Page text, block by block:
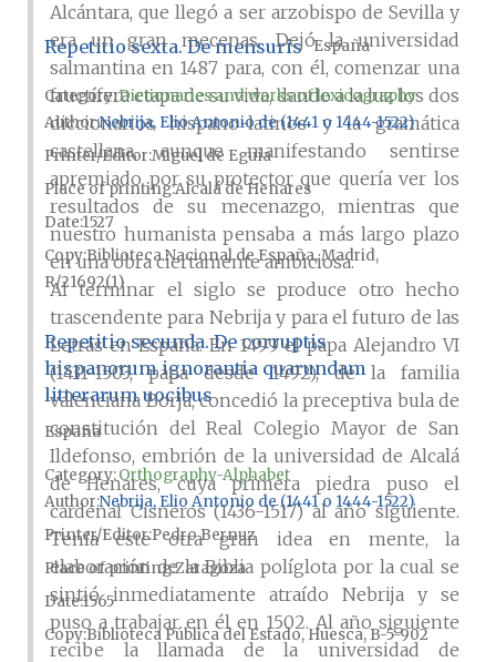
Alcántara, que llegó a ser arzobispo de Sevilla y
era un gran mecenas. Dejó la universidad
salmantina en 1487 para, con él, comenzar una
fructífera etapa de su vida, dando a la luz los dos
diccionarios hispano-latinos y la gramática
castellana, aunque manifestando sentirse
apremiado por su protector que quería ver los
resultados de su mecenazgo, mientras que
nuestro humanista pensaba a más largo plazo
en una obra ciertamente ambiciosa.
Al terminar el siglo se produce otro hecho
trascendente para Nebrija y para el futuro de las
Letras en España. En 1499 el papa Alejandro VI
(1431-1503, papa desde 1492), de la familia
valenciana Borja, concedió la preceptiva bula de
constitución del Real Colegio Mayor de San
Ildefonso, embrión de la universidad de Alcalá
de Henares, cuya primera piedra puso el
cardenal Cisneros (1436-1517) al año siguiente.
Tenía este otra gran idea en mente, la
elaboración de la Biblia políglota por la cual se
sintió inmediatamente atraído Nebrija y se
puso a trabajar en él en 1502. Al año siguiente
recibe la llamada de la universidad de
Repetitio sexta. De mensuris España
Category:Dictionaries and works of lexicography
AuthorNebrija, Elio Antonio de (1441 o 1444-1522)
Printer/Editor Miguel de Eguía
Place of printingAlcalá de Henares
Date1527
CopyBiblioteca Nacional de España, Madrid,
R/21692(1)
Repetitio secunda. De corruptis
hispanorum ignorantia quarundam
litterarum uocibus
España
Category:Orthography-Alphabet
Author Nebrija, Elio Antonio de (1441 o 1444-1522)
Printer/EditorPedro Bernuz
Place of printingZaragoza
Date1565
CopyBiblioteca Pública del Estado, Huesca, B-5-902